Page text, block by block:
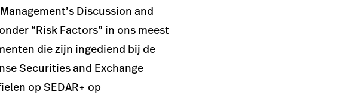
Discussion and
“Risk Factors” in ons meest
die zijn ingediend bij de
Securities and Exchange
op SEDAR+ op